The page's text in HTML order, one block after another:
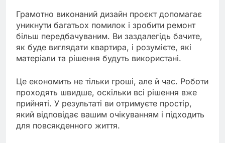
Грамотно виконаний дизайн проєкт допомагає
уникнути багатьох помилок і зробити ремонт
більш передбачуваним. Ви заздалегідь бачите,
як буде виглядати квартира, і розумієте, які
матеріали та рішення будуть використані.
Це економить не тільки гроші, але й час. Роботи
проходять швидше, оскільки всі рішення вже
прийняті. У результаті ви отримуєте простір,
який відповідає вашим очікуванням і підходить
для повсякденного життя.